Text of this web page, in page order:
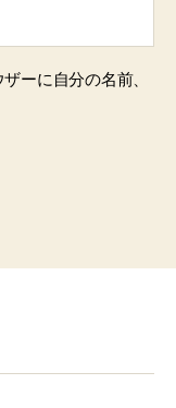
ーに自分の名前、